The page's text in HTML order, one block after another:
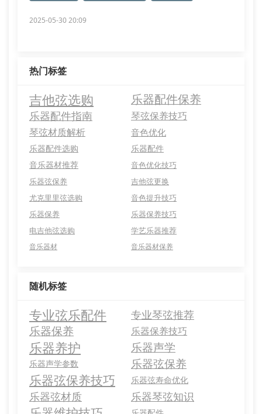
2025-05-30 20:09
热门标签
吉他弦选购 乐器配件保养
乐器配件指南 琴弦保养技巧
琴弦材质解析 音色优化
乐器配件选购
乐器配件
音乐器材推荐
音色优化技巧
乐器弦保养
吉他弦更换
尤克里里弦选购
音色提升技巧
乐器保养
乐器保养技巧
电吉他弦选购
学艺乐器推荐
音乐器材 音乐器材保养
随机标签
专业弦乐配件 专业琴弦推荐
乐器保养 乐器保养技巧
乐器养护 乐器声学
乐器声学参数 乐器弦保养
乐器弦保养技巧 乐器弦寿命优化
乐器弦材质 乐器琴弦知识